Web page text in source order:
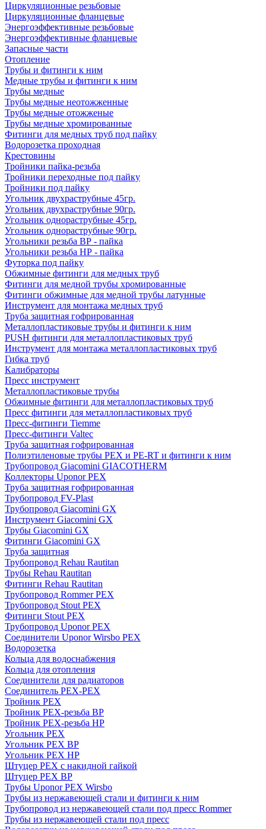
Циркуляционные резьбовые
Циркуляционные фланцевые
Энергоэффективные резьбовые
Энергоэффективные фланцевые
Запасные части
Отопление
Трубы и фитинги к ним
Медные трубы и фитинги к ним
Трубы медные
Трубы медные неотожженные
Трубы медные отожженые
Трубы медные хромированные
Фитинги для медных труб под пайку
Водорозетка проходная
Крестовины
Тройники пайка-резьба
Тройники переходные под пайку
Тройники под пайку
Угольник двухраструбные 45гр.
Угольник двухраструбные 90гр.
Угольник однораструбные 45гр.
Угольник однораструбные 90гр.
Угольники резьба ВР - пайка
Угольники резьба НР - пайка
Футорка под пайку
Обжимные фитинги для медных труб
Фитинги для медной трубы хромированные
Фитинги обжимные для медной трубы латунные
Инструмент для монтажа медных труб
Труба защитная гофрированная
Металлопластиковые трубы и фитинги к ним
PUSH фитинги для металлопластиковых труб
Инструмент для монтажа металлопластиковых труб
Гибка труб
Калибраторы
Пресс инструмент
Металлопластиковые трубы
Обжимные фитинги для металлопластиковых труб
Пресс фитинги для металлопластиковых труб
Пресс-фитинги Tiemme
Пресс-фитинги Valtec
Труба защитная гофрированная
Полиэтиленовые трубы PEX и PE-RT и фитинги к ним
Трубопровод Giacomini GIACOTHERM
Коллекторы Uponor PEX
Труба защитная гофрированная
Трубопровод FV-Plast
Трубопровод Giacomini GX
Инструмент Giacomini GX
Трубы Giacomini GX
Фитинги Giacomini GX
Труба защитная
Трубопровод Rehau Rautitan
Трубы Rehau Rautitan
Фитинги Rehau Rautitan
Трубопровод Rommer PEX
Трубопровод Stout PEX
Фитинги Stout PEX
Трубопровод Uponor PEX
Соединители Uponor Wirsbo PEX
Водорозетка
Кольца для водоснабжения
Кольца для отопления
Соединители для радиаторов
Соединитель PEX-PEX
Тройник PEX
Тройник PEX-резьба ВР
Тройник PEX-резьба НР
Угольник PEX
Угольник PEX ВР
Угольник PEX НР
Штуцер PEX c накидной гайкой
Штуцер PEX ВР
Трубы Uponor PEX Wirsbo
Трубы из нержавеющей стали и фитинги к ним
Трубопровод из нержавеющей стали под пресс Rommer
Трубы из нержавеющей стали под пресс